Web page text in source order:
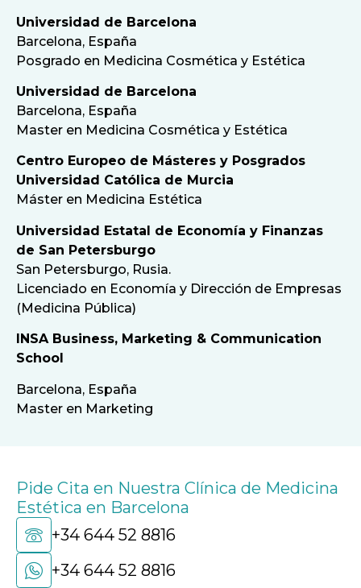
Universidad de Barcelona
Barcelona, España
Posgrado en Medicina Cosmética y Estética
Universidad de Barcelona
Barcelona, España
Master en Medicina Cosmética y Estética
Centro Europeo de Másteres y Posgrados
Universidad Católica de Murcia
Máster en Medicina Estética
Universidad Estatal de Economía y Finanzas
de San Petersburgo
San Petersburgo, Rusia.
Licenciado en Economía y Dirección de Empresas
(Medicina Pública)
INSA Business, Marketing & Communication
School
Barcelona, España
Master en Marketing
Pide Cita en Nuestra Clínica de Medicina
Estética en Barcelona
+34 644 52 8816
+34 644 52 8816